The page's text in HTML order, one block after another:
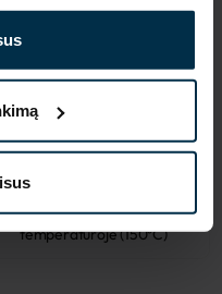
džiovinti elektrinėje
džiovyklėje
Lyginti galima vidutinėje
temperatūroje (150ºC)